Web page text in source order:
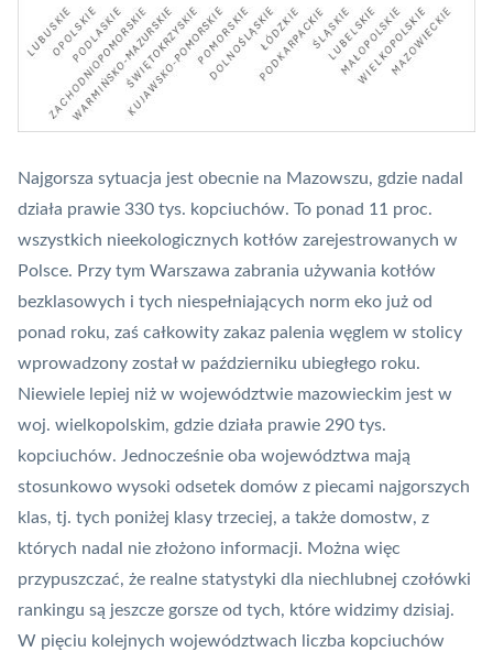
Najgorsza sytuacja jest obecnie na Mazowszu, gdzie nadal
działa prawie 330 tys. kopciuchów. To ponad 11 proc.
wszystkich nieekologicznych kotłów zarejestrowanych w
Polsce. Przy tym Warszawa zabrania używania kotłów
bezklasowych i tych niespełniających norm eko już od
ponad roku, zaś całkowity zakaz palenia węglem w stolicy
wprowadzony został w październiku ubiegłego roku.
Niewiele lepiej niż w województwie mazowieckim jest w
woj. wielkopolskim, gdzie działa prawie 290 tys.
kopciuchów. Jednocześnie oba województwa mają
stosunkowo wysoki odsetek domów z piecami najgorszych
klas, tj. tych poniżej klasy trzeciej, a także domostw, z
których nadal nie złożono informacji. Można więc
przypuszczać, że realne statystyki dla niechlubnej czołówki
rankingu są jeszcze gorsze od tych, które widzimy dzisiaj.
W pięciu kolejnych województwach liczba kopciuchów